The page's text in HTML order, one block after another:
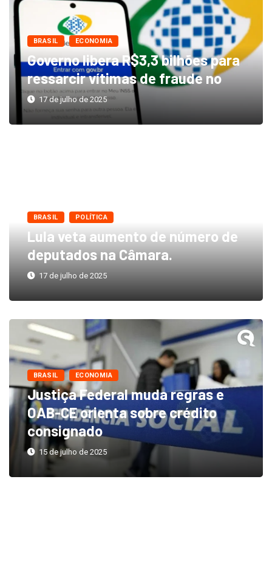
BRASIL ECONOMIA
Governo libera R$3,3 bilhões para
ressarcir vítimas de fraude no
17 de julho de 2025
BRASIL POLÍTICA
Lula veta aumento de número de
deputados na Câmara.
17 de julho de 2025
BRASIL ECONOMIA
Justiça Federal muda regras e
OAB-CE orienta sobre crédito
consignado
15 de julho de 2025